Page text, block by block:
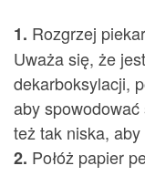
1. Rozgrzej
Uważa się, że
dekarboksylacji,
aby
też tak niska,
2. Połóż papier